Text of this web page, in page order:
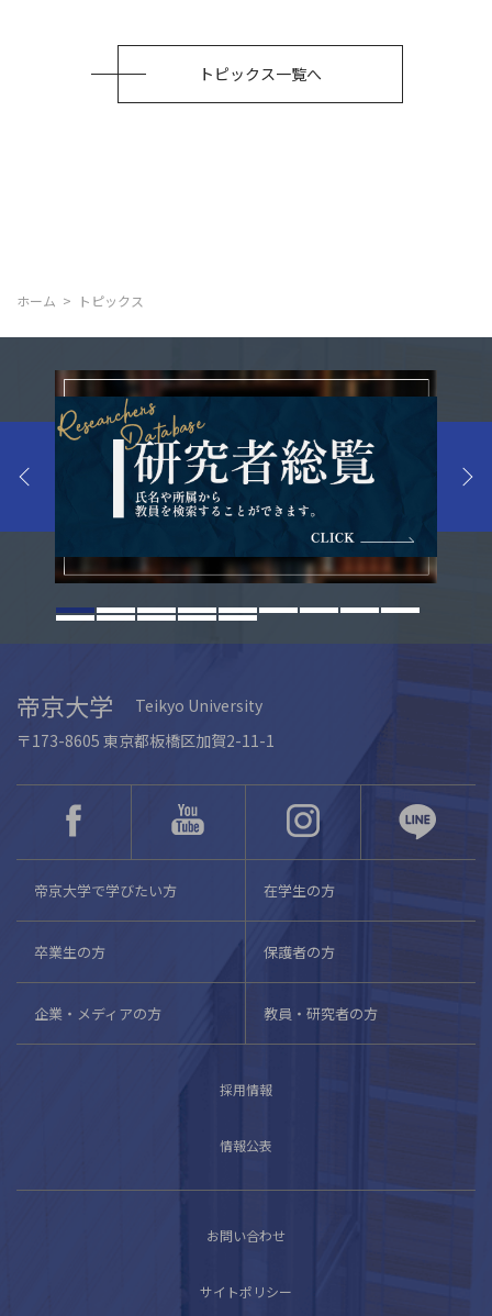
トピックス一覧へ
ホーム トピックス
帝京大学
Teikyo University
〒173-8605 東京都板橋区加賀2-11-1
帝京大学で学びたい方 在学生の方
卒業生の方 保護者の方
企業・メディアの方 教員・研究者の方
採用情報
情報公表
お問い合わせ
サイトポリシー